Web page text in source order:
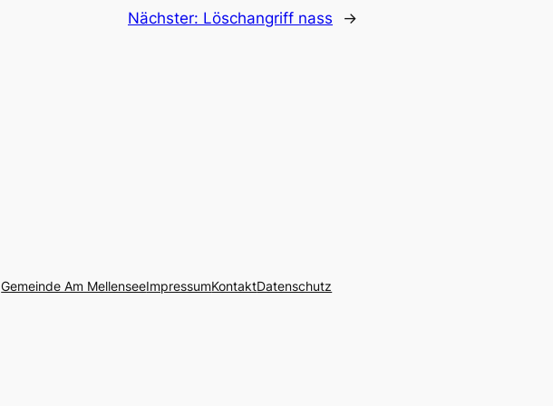
Nächster: Löschangriff nass →
Gemeinde Am MellenseeImpressumKontaktDatenschutz